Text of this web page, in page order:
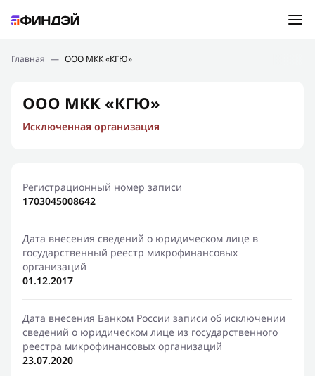
Подбор займа
Новости
Финансовое просвещение
Главная — ООО МКК «КГЮ»
ООО МКК «КГЮ»
Исключенная организация
Регистрационный номер записи
1703045008642
Дата внесения сведений о юридическом лице в
государственный реестр микрофинансовых
организаций
01.12.2017
Дата внесения Банком России записи об исключении
сведений о юридическом лице из государственного
реестра микрофинансовых организаций
23.07.2020
Ошибка:Контактная форма не найдена.
Спасибо, что написали нам
Мы свяжемся с Вами в ближайшее время и сообщим
результат
Отправить новый запрос